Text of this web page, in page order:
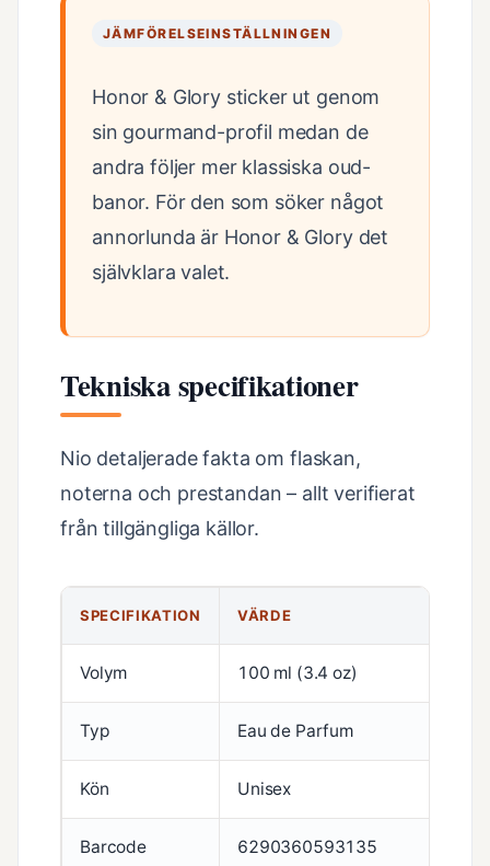
JÄMFÖRELSEINSTÄLLNINGEN
Honor & Glory sticker ut genom
sin gourmand-profil medan de
andra följer mer klassiska oud-
banor. För den som söker något
annorlunda är Honor & Glory det
självklara valet.
Tekniska specifikationer
Nio detaljerade fakta om flaskan,
noterna och prestandan – allt verifierat
från tillgängliga källor.
SPECIFIKATION VÄRDE
Volym 100 ml (3.4 oz)
Typ Eau de Parfum
Kön Unisex
Barcode 6290360593135